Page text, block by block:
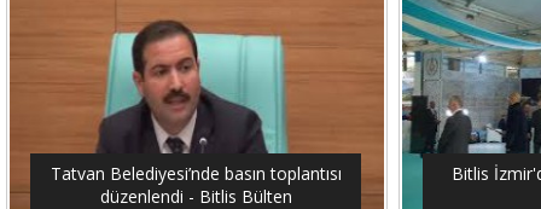
Tatvan Belediyesi’nde basın toplantısı
düzenlendi - Bitlis Bülten
Bitlis